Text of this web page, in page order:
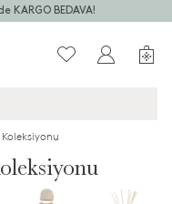
KARGO BEDAVA!